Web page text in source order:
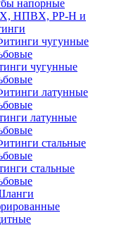
напорные
НПВХ, PP-H и
чугунные
латунные
стальные